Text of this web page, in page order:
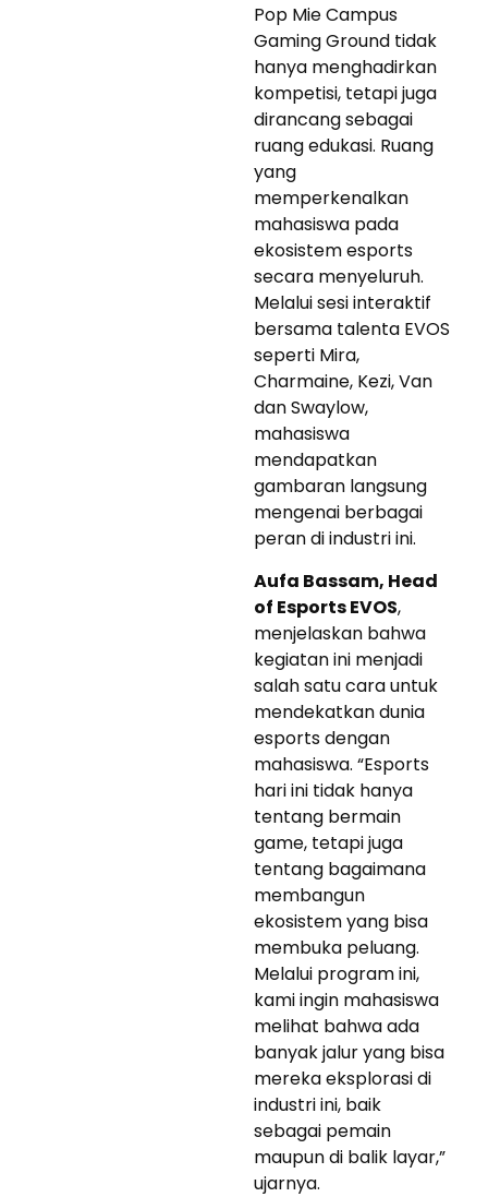
Pop Mie Campus
Gaming Ground tidak
hanya menghadirkan
kompetisi, tetapi juga
dirancang sebagai
ruang edukasi. Ruang
yang
memperkenalkan
mahasiswa pada
ekosistem esports
secara menyeluruh.
Melalui sesi interaktif
bersama talenta EVOS
seperti Mira,
Charmaine, Kezi, Van
dan Swaylow,
mahasiswa
mendapatkan
gambaran langsung
mengenai berbagai
peran di industri ini.
Aufa Bassam, Head
of Esports EVOS,
menjelaskan bahwa
kegiatan ini menjadi
salah satu cara untuk
mendekatkan dunia
esports dengan
mahasiswa. “Esports
hari ini tidak hanya
tentang bermain
game, tetapi juga
tentang bagaimana
membangun
ekosistem yang bisa
membuka peluang.
Melalui program ini,
kami ingin mahasiswa
melihat bahwa ada
banyak jalur yang bisa
mereka eksplorasi di
industri ini, baik
sebagai pemain
maupun di balik layar,”
ujarnya.